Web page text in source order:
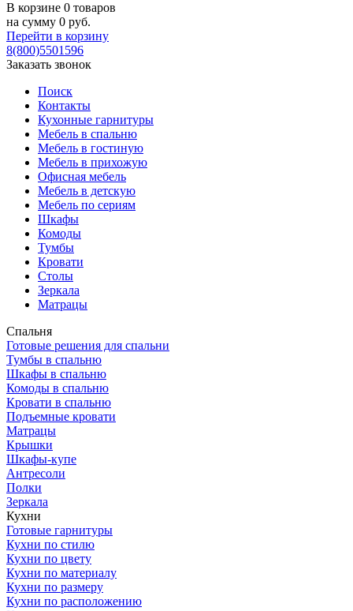
В корзине 0 товаров
на сумму 0 руб.
Перейти в корзину
8(800)5501596
Заказать звонок
Поиск
Контакты
Кухонные гарнитуры
Мебель в спальню
Мебель в гостиную
Мебель в прихожую
Офисная мебель
Мебель в детскую
Мебель по сериям
Шкафы
Комоды
Тумбы
Кровати
Столы
Зеркала
Матрацы
Спальня
Готовые решения для спальни
Тумбы в спальню
Шкафы в спальню
Комоды в спальню
Кровати в спальню
Подъемные кровати
Матрацы
Крышки
Шкафы-купе
Антресоли
Полки
Зеркала
Кухни
Готовые гарнитуры
Кухни по стилю
Кухни по цвету
Кухни по материалу
Кухни по размеру
Кухни по расположению